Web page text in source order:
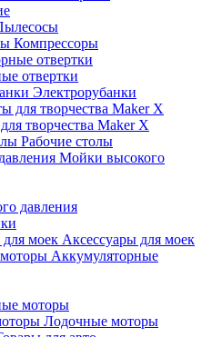
Компрессоры
отвертки
Электрорубанки
творчества Maker X
Рабочие столы
Мойки высокого
давления
Аксессуары для моек
Аккумуляторные
моторы
Лодочные моторы